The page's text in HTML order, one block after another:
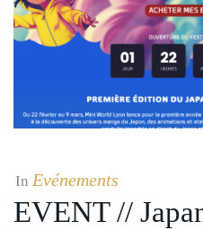
In Evénements
EVENT //